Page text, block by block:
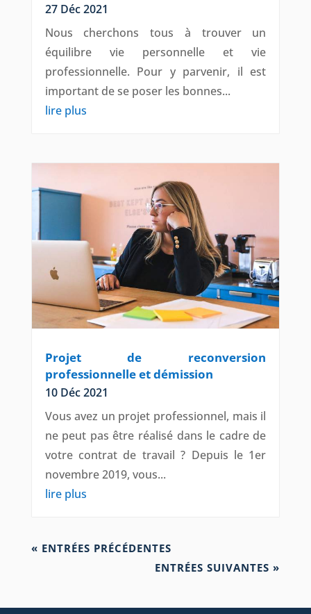
27 Déc 2021
Nous cherchons tous à trouver un
équilibre vie personnelle et vie
professionnelle. Pour y parvenir, il est
important de se poser les bonnes...
lire plus
Projet de reconversion
professionnelle et démission
10 Déc 2021
Vous avez un projet professionnel, mais il
ne peut pas être réalisé dans le cadre de
votre contrat de travail ? Depuis le 1er
novembre 2019, vous...
lire plus
« ENTRÉES PRÉCÉDENTES
ENTRÉES SUIVANTES »